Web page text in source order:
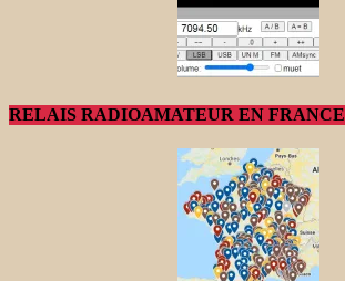
RELAIS RADIOAMATEUR EN FRANCE